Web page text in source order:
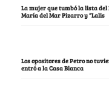
La mujer que tumbó la lista del
María del Mar Pizarro y “Lalis
Los opositores de Petro no
entró a la Casa Blanca